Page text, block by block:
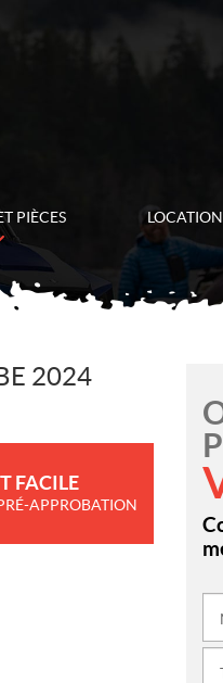
PIÈCES LOCATION
2024
FACILE
APPROBATION